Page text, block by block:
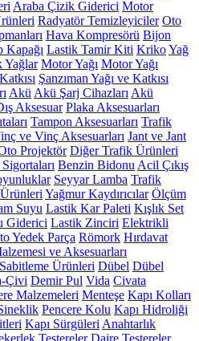
Araba Çizik Giderici Motor
Radyatör Temizleyiciler Oto
Hava Kompresörü Bijon
Kapağı Lastik Tamir Kiti KrikoYağ
Yağlar Motor Yağı Motor Yağı
Şanzıman Yağı ve Katkısı
Akü Akü Şarj Cihazları Akü
Aksesuar Plaka Aksesuarları
Tampon Aksesuarları Trafik
ve Vinç Aksesuarları Jant ve Jant
Projektör Diğer Trafik Ürünleri
Benzin Bidonu Acil Çıkış
Seyyar Lamba Trafik
Yağmur Kaydırıcılar Ölçüm
Suyu Lastik Kar Paleti Kışlık Set
Giderici Lastik Zinciri Elektrikli
Yedek Parça Römork Hırdavat
ve Aksesuarları
Sabitleme Ürünleri Dübel Dübel
Çivi Demir Pul Vida Civata
Malzemeleri Menteşe Kapı Kolları
Pencere Kolu Kapı Hidroliği
Kapı Sürgüleri Anahtarlık
Testereler Daire Testereler